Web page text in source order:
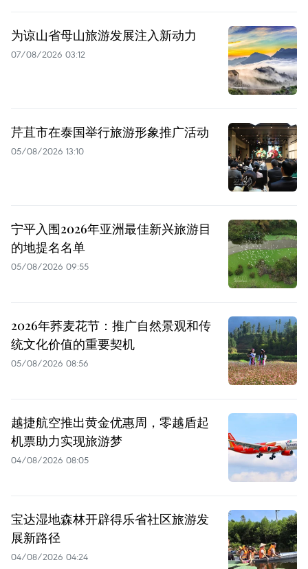
为谅山省母山旅游发展注入新动力
07/08/2026 03:12
芹苴市在泰国举行旅游形象推广活动
05/08/2026 13:10
宁平入围2026年亚洲最佳新兴旅游目
的地提名名单
05/08/2026 09:55
2026年荞麦花节：推广自然景观和传
统文化价值的重要契机
05/08/2026 08:56
越捷航空推出黄金优惠周，零越盾起
机票助力实现旅游梦
04/08/2026 08:05
宝达湿地森林开辟得乐省社区旅游发
展新路径
04/08/2026 04:24